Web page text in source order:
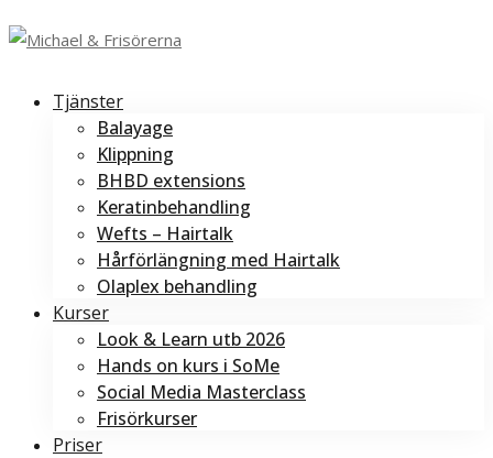
Tjänster
Balayage
Klippning
BHBD extensions
Keratinbehandling
Wefts – Hairtalk
Hårförlängning med Hairtalk
Olaplex behandling
Kurser
Look & Learn utb 2026
Hands on kurs i SoMe
Social Media Masterclass
Frisörkurser
Priser